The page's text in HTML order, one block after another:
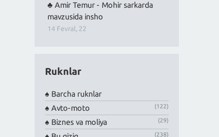
Amir Temur - Mohir sarkarda
mavzusida insho
14 Fevral, 22
Ruknlar
Barcha ruknlar
Avto-moto
(122)
Biznes va moliya (29)
(238)